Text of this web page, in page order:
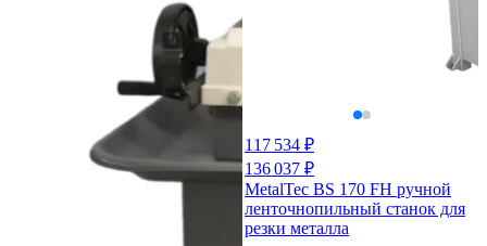
117 534 ₽
136 037 ₽
MetalTec BS 170 FH ручной
ленточнопильный станок для
резки металла